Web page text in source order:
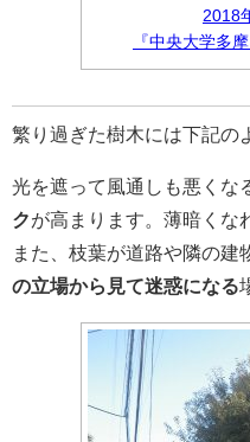
2018
『中央大学多
繁り過ぎた樹木には下記の
光を遮って風通しも悪くな
クが高まります。薄暗くな
また、枝葉が道路や隣の建
の立場から見て迷惑になる